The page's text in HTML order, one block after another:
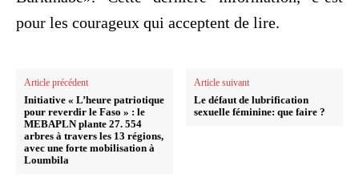
pour les courageux qui acceptent de lire.
Article précédent
Initiative « L’heure patriotique
pour reverdir le Faso » : le
MEBAPLN plante 27. 554
arbres à travers les 13 régions,
avec une forte mobilisation à
Loumbila
Article suivant
Le défaut de lubrification
sexuelle féminine: que faire ?